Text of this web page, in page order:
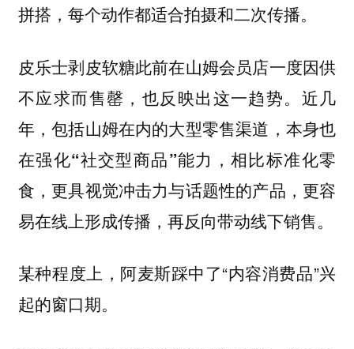
拼搭，每个动作都适合拍摄和二次传播。
皮乐士剥皮软糖此前在山姆会员店一度因供
不应求而售罄，也反映出这一趋势。 近几
年，包括山姆在内的大型零售渠道，本身也
在强化“社交型商品”能力，相比标准化零
食，更具视觉冲击力与话题性的产品，更容
易在线上形成传播，再反向带动线下销售。
某种程度上，阿麦斯踩中了“内容消费品”兴
起的窗口期。